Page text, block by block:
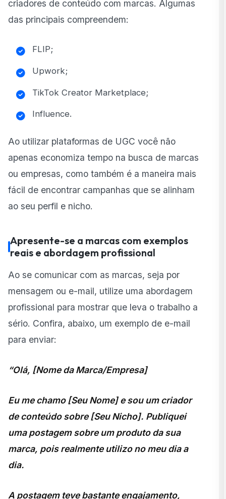
criadores de conteúdo com marcas. Algumas
das principais compreendem:
FLIP;
Upwork;
TikTok Creator Marketplace;
Influence.
Ao utilizar plataformas de UGC você não
apenas economiza tempo na busca de marcas
ou empresas, como também é a maneira mais
fácil de encontrar campanhas que se alinham
ao seu perfil e nicho.
Apresente-se a marcas com exemplos
reais e abordagem profissional
Ao se comunicar com as marcas, seja por
mensagem ou e-mail, utilize uma abordagem
profissional para mostrar que leva o trabalho a
sério. Confira, abaixo, um exemplo de e-mail
para enviar:
“Olá, [Nome da Marca/Empresa]
Eu me chamo [Seu Nome] e sou um criador
de conteúdo sobre [Seu Nicho]. Publiquei
uma postagem sobre um produto da sua
marca, pois realmente utilizo no meu dia a
dia.
A postagem teve bastante engajamento,